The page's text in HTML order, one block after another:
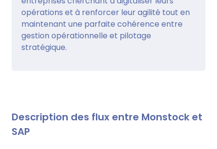
opérations et à renforcer leur agilité tout en
maintenant une parfaite cohérence entre
gestion opérationnelle et pilotage
stratégique.
Description des flux entre Monstock et
SAP